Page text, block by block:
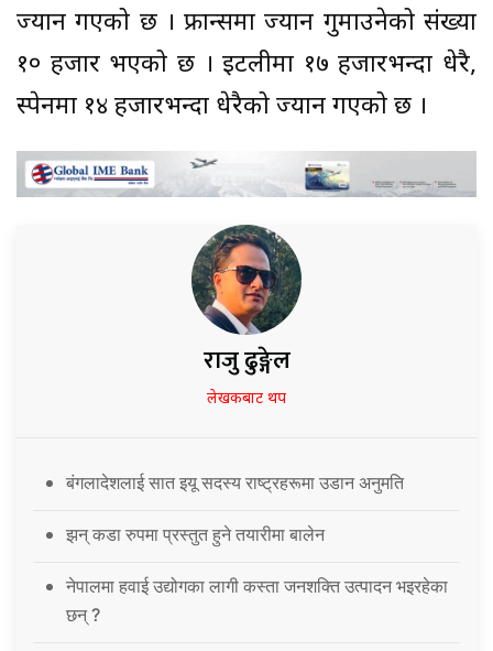
ज्यान गएको छ । फ्रान्समा ज्यान गुमाउनेको संख्या
१० हजार भएको छ । इटलीमा १७ हजारभन्दा धेरै,
स्पेनमा १४ हजारभन्दा धेरैको ज्यान गएको छ ।
राजु ढुङ्गेल
लेखकबाट थप
बंगलादेशलाई सात इयू सदस्य राष्ट्रहरूमा उडान अनुमति
झन् कडा रुपमा प्रस्तुत हुने तयारीमा बालेन
नेपालमा हवाई उद्योगका लागी कस्ता जनशक्ति उत्पादन भइरहेका
छन् ?